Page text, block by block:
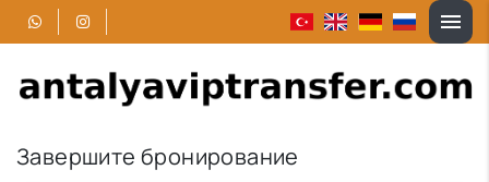
Завершите бронирование